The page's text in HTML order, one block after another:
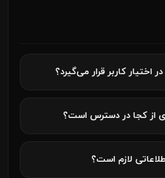
اختیار کاربر قرار می‌گیرد؟
از کجا در دسترس است؟
لازم است؟